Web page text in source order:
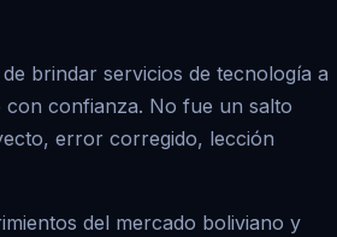
brindar servicios de tecnología a
con confianza. No fue un salto
error corregido, lección
del mercado boliviano y